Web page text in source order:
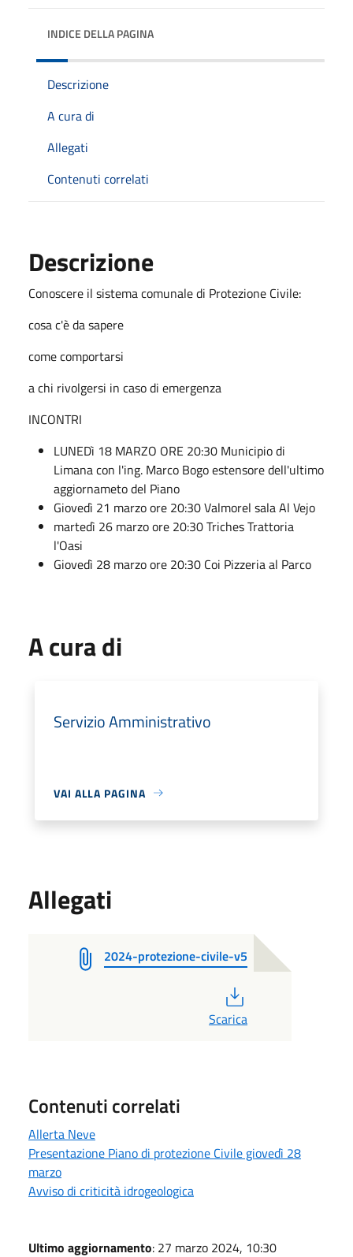
INDICE DELLA PAGINA
Descrizione
A cura di
Allegati
Contenuti correlati
Descrizione
Conoscere il sistema comunale di Protezione Civile:
cosa c'è da sapere
come comportarsi
a chi rivolgersi in caso di emergenza
INCONTRI
LUNEDì 18 MARZO ORE 20:30 Municipio di
Limana con l'ing. Marco Bogo estensore dell'ultimo
aggiornameto del Piano
Giovedì 21 marzo ore 20:30 Valmorel sala Al Vejo
martedì 26 marzo ore 20:30 Triches Trattoria
l'Oasi
Giovedì 28 marzo ore 20:30 Coi Pizzeria al Parco
A cura di
Servizio Amministrativo
VAI ALLA PAGINA
Allegati
2024-protezione-civile-v5
Scarica
Contenuti correlati
Allerta Neve
Presentazione Piano di protezione Civile giovedì 28
marzo
Avviso di criticità idrogeologica
Ultimo aggiornamento: 27 marzo 2024, 10:30